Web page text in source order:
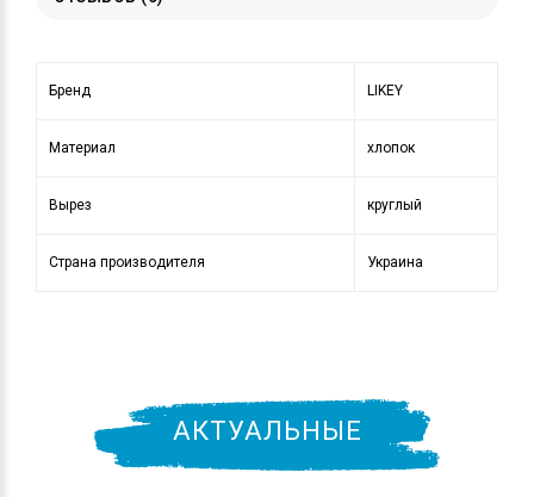
Бренд LIKEY
Материал хлопок
Вырез круглый
Страна производителя Украина
АКТУАЛЬНЫЕ